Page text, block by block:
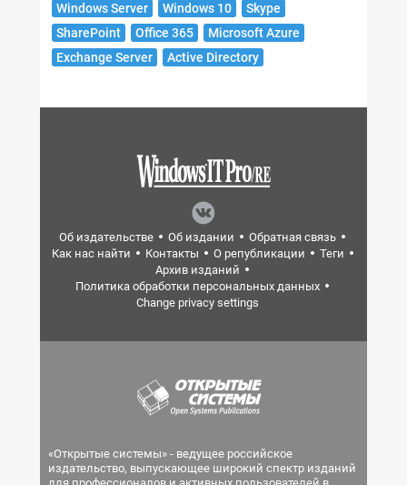
Windows Server Windows 10
Skype
SharePoint
Office 365
Microsoft Azure
Exchange Server
Active Directory
Об издательстве Об издании
Обратная связь
Как нас найти
Контакты О републикации
Теги
Архив изданий
Политика обработки персональных данных
Change privacy settings
«Открытые системы» - ведущее российское
издательство, выпускающее широкий спектр изданий